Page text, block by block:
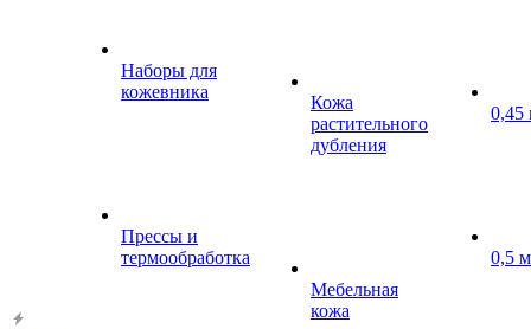
Наборы для
кожевника
Прессы и
термообработка
Кожа
растительного
дубления
Мебельная
кожа
0,45
0,5